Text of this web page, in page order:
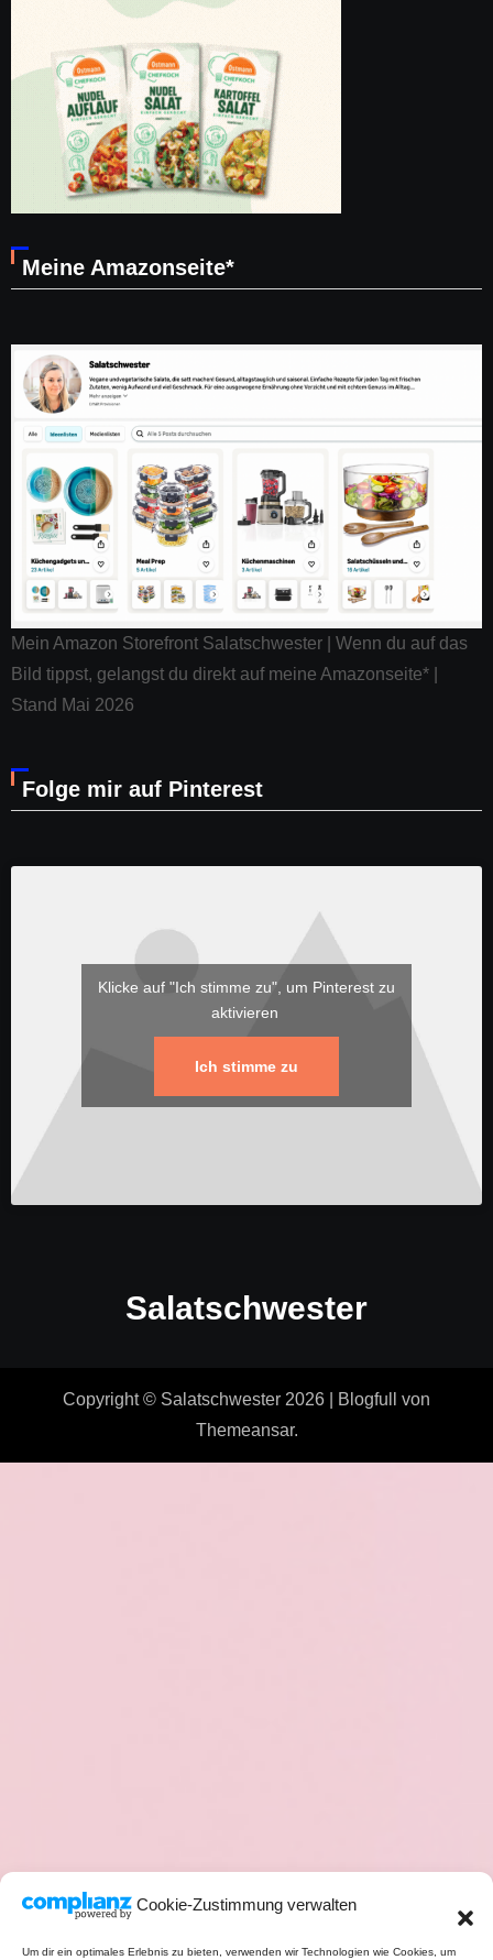
Cookie-Zustimmung verwalten
Um dir ein optimales Erlebnis zu bieten, verwenden wir Technologien wie Cookies, um
Meine Amazonseite*
Mein Amazon Storefront Salatschwester | Wenn du auf das
Bild tippst, gelangst du direkt auf meine Amazonseite* |
Stand Mai 2026
Folge mir auf Pinterest
Klicke auf "Ich stimme zu", um Pinterest zu
aktivieren
Ich stimme zu
Salatschwester
Copyright © Salatschwester 2026 Blogfull
von
Themeansar.